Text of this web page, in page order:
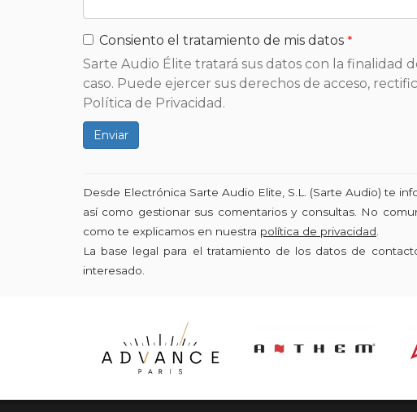
Consiento el tratamiento de mis datos
Sarte Audio Élite tratará sus datos con la finalidad
caso. Puede ejercer sus derechos de acceso,
Política de Privacidad.
Enviar
Desde Electrónica Sarte Audio Elite, S.L. (Sarte Audio) te
así como gestionar sus comentarios y consultas. No
como te explicamos en nuestra política de privacidad
La base legal para el tratamiento de los datos de
interesado.